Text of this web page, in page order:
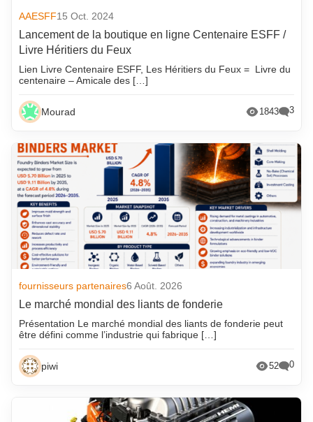
AAESFF15 Oct. 2024
Lancement de la boutique en ligne Centenaire ESFF /
Livre Héritiers du Feux
Lien Livre Centenaire ESFF, Les Héritiers du Feux = Livre du
centenaire – Amicale des […]
Mourad 1843 3
fournisseurs partenaires6 Août. 2026
Le marché mondial des liants de fonderie
Présentation Le marché mondial des liants de fonderie peut
être défini comme l’industrie qui fabrique […]
piwi 52 0